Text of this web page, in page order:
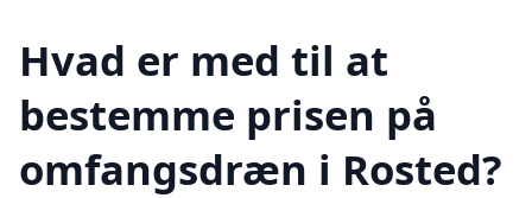
Hvad er med til at
bestemme prisen på
omfangsdræn i Rosted?